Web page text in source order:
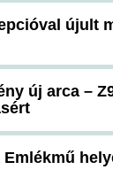
újult
új arca –
Emlékmű